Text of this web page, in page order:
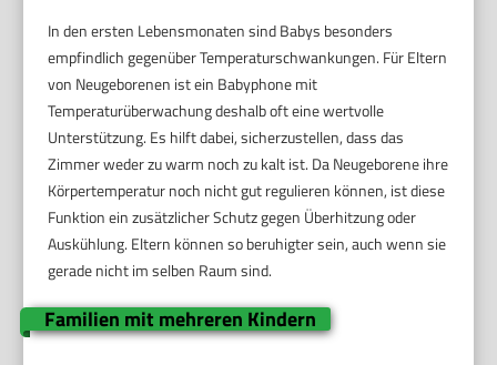
In den ersten Lebensmonaten sind Babys besonders
empfindlich gegenüber Temperaturschwankungen. Für Eltern
von Neugeborenen ist ein Babyphone mit
Temperaturüberwachung deshalb oft eine wertvolle
Unterstützung. Es hilft dabei, sicherzustellen, dass das
Zimmer weder zu warm noch zu kalt ist. Da Neugeborene ihre
Körpertemperatur noch nicht gut regulieren können, ist diese
Funktion ein zusätzlicher Schutz gegen Überhitzung oder
Auskühlung. Eltern können so beruhigter sein, auch wenn sie
gerade nicht im selben Raum sind.
Familien mit mehreren Kindern